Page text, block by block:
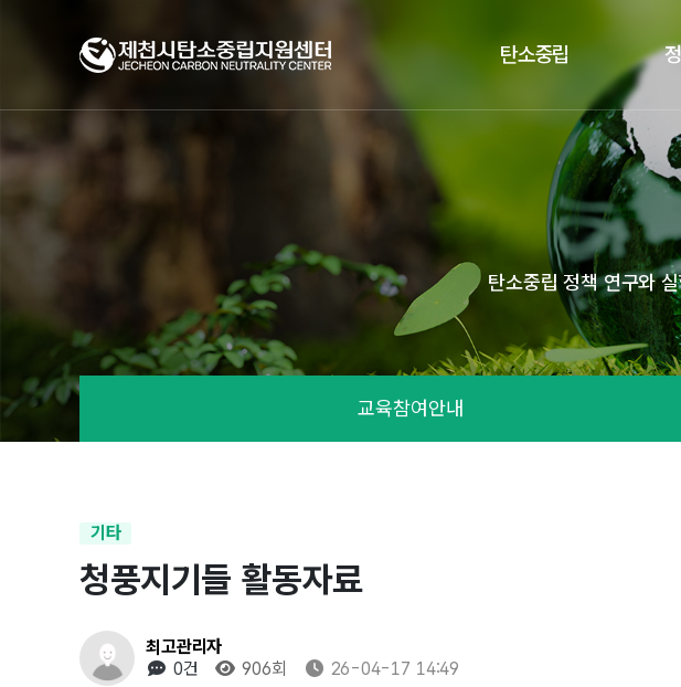
탄소중립
탄소중립 정책 연구와
교육참여안내
기타
청풍지기들 활동자료
최고관리자
0건
906회 26-04-17 14:49